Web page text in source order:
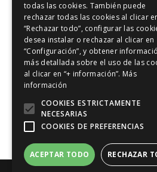
Positividad
Reiki en Madrid
Riu-Ji
Sanación con Reiki
Sonrie a Reiki
Tratamientos de Reiki
Vídeos
todas las cookies. También puede
rechazar todas las cookies al clicar
“Rechazar todo”, configurar las
desea instalar o rechazar al clicar en
“Configuración”, y obtener
más detallada sobre el uso de las
al clicar en “+ información”. Más
información
COOKIES ESTRICTAMENTE
NECESARIAS
COOKIES DE PREFERENCIAS
ACEPTAR TODO RECHAZAR